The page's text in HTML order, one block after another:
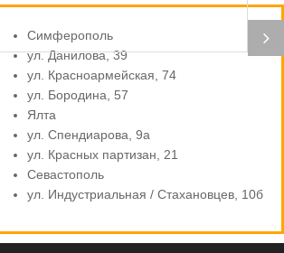
шинных центров компании
Симферополь
ул. Данилова, 39
ул. Красноармейская, 74
ул. Бородина, 57
Ялта
ул. Спендиарова, 9а
ул. Красных партизан, 21
Севастополь
ул. Индустриальная / Стахановцев, 10б